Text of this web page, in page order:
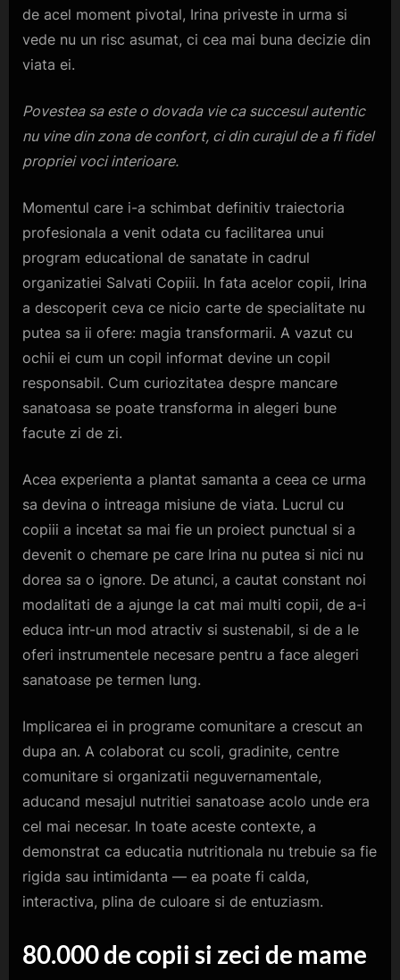
de acel moment pivotal, Irina priveste in urma si
vede nu un risc asumat, ci cea mai buna decizie din
viata ei.
Povestea sa este o dovada vie ca succesul autentic
nu vine din zona de confort, ci din curajul de a fi fidel
propriei voci interioare.
Momentul care i-a schimbat definitiv traiectoria
profesionala a venit odata cu facilitarea unui
program educational de sanatate in cadrul
organizatiei Salvati Copiii. In fata acelor copii, Irina
a descoperit ceva ce nicio carte de specialitate nu
putea sa ii ofere: magia transformarii. A vazut cu
ochii ei cum un copil informat devine un copil
responsabil. Cum curiozitatea despre mancare
sanatoasa se poate transforma in alegeri bune
facute zi de zi.
Acea experienta a plantat samanta a ceea ce urma
sa devina o intreaga misiune de viata. Lucrul cu
copiii a incetat sa mai fie un proiect punctual si a
devenit o chemare pe care Irina nu putea si nici nu
dorea sa o ignore. De atunci, a cautat constant noi
modalitati de a ajunge la cat mai multi copii, de a-i
educa intr-un mod atractiv si sustenabil, si de a le
oferi instrumentele necesare pentru a face alegeri
sanatoase pe termen lung.
Implicarea ei in programe comunitare a crescut an
dupa an. A colaborat cu scoli, gradinite, centre
comunitare si organizatii neguvernamentale,
aducand mesajul nutritiei sanatoase acolo unde era
cel mai necesar. In toate aceste contexte, a
demonstrat ca educatia nutritionala nu trebuie sa fie
rigida sau intimidanta — ea poate fi calda,
interactiva, plina de culoare si de entuziasm.
80.000 decopii si zeci de mame